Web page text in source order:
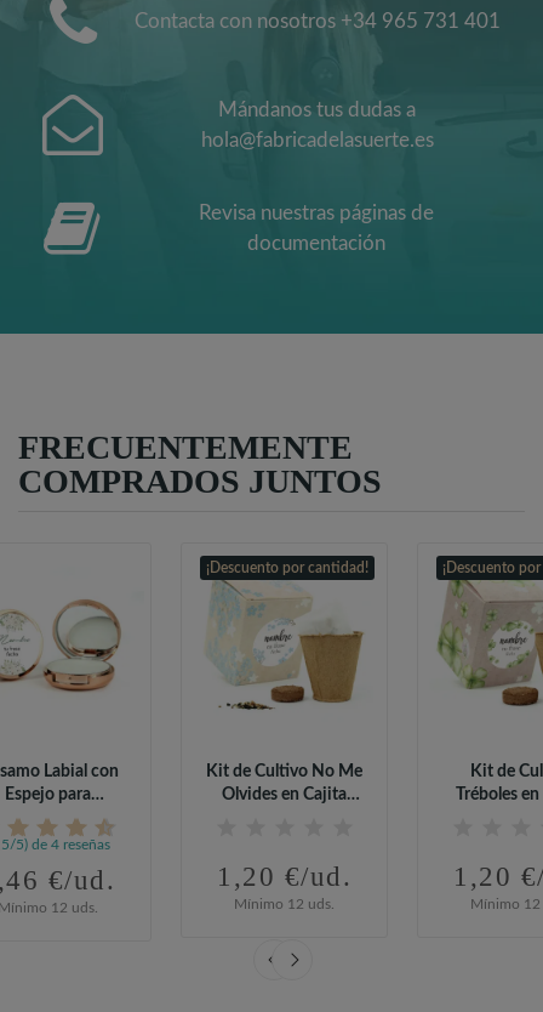
Contacta con nosotros +34 965 731 401
Mándanos tus dudas a
hola@fabricadelasuerte.es
Revisa nuestras páginas de
documentación
FRECUENTEMENTE
COMPRADOS JUNTOS
Labial con
Espejo para
Comunión
5) de 4 reseñas
€/ud.
12 uds.
¡Descuento por cantidad!
Kit de Cultivo No Me
Olvides en Cajita
1,20 €/ud.
Mínimo 12 uds.
¡Descuento
Kit de
Tréboles
1,20
Mínimo 12